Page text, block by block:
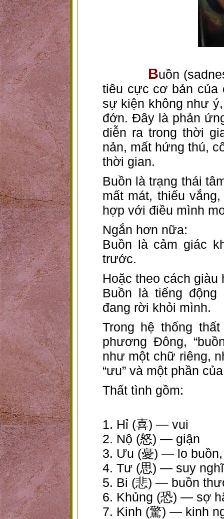
Buồn
tiêu cực cơ bản của
sự kiện không như
đớn. Đây là phản
diễn ra trong thời
nản, mất hứng thú,
thời gian.
Buồn là trạng thái
mất mát, thiếu
hợp với điều mình
Ngắn hơn nữa:
Buồn là cảm giác
trước.
Hoặc theo cách giàu
Buồn là tiếng
đang rời khỏi mình.
Trong hệ thống
phương Đông,
như một chữ riêng,
“ưu” và một phần của
Thất tình gồm:
1. Hỉ (喜) — vui
2. Nộ (怒) — giận
3. Ưu (憂) — lo
4. Tư (思) — suy
5. Bi (悲) — buồn
6. Khủng (恐) — sợ
7. Kinh (驚) — kinh